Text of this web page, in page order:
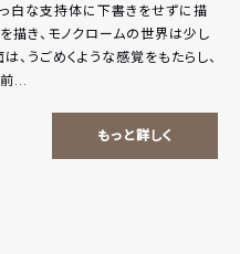
白な支持体に下書きをせずに描
描き、モノクロームの世界は少し
、うごめくような感覚をもたらし、
...
もっと詳しく